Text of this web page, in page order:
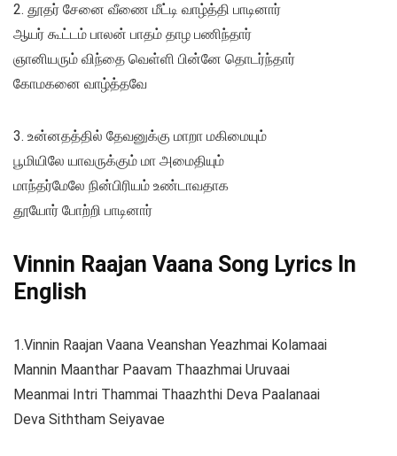
2. தூதர் சேனை வீணை மீட்டி வாழ்த்தி பாடினார்
ஆயர் கூட்டம் பாலன் பாதம் தாழ பணிந்தார்
ஞானியரும் விந்தை வெள்ளி பின்னே தொடர்ந்தார்
கோமகனை வாழ்த்தவே
3. உன்னதத்தில் தேவனுக்கு மாறா மகிமையும்
பூமியிலே யாவருக்கும் மா அமைதியும்
மாந்தர்மேலே நின்பிரியம் உண்டாவதாக
தூயோர் போற்றி பாடினார்
Vinnin Raajan Vaana Song Lyrics In
English
1.Vinnin Raajan Vaana Veanshan Yeazhmai Kolamaai
Mannin Maanthar Paavam Thaazhmai Uruvaai
Meanmai Intri Thammai Thaazhthi Deva Paalanaai
Deva Siththam Seiyavae